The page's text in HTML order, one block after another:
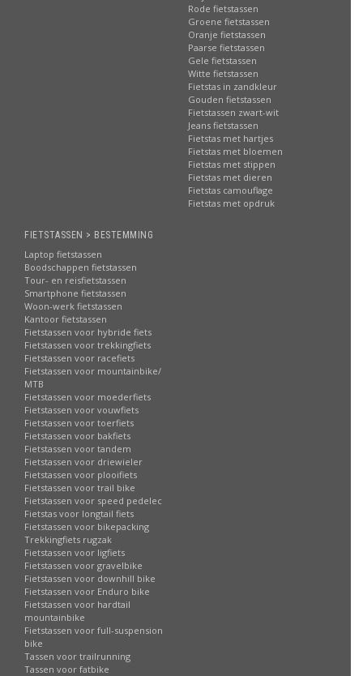
Rode fietstassen
Groene fietstassen
Oranje fietstassen
Paarse fietstassen
Gele fietstassen
Witte fietstassen
Fietstas in zandkleur
Gouden fietstassen
Fietstassen zwart-wit
Jeans fietstassen
Fietstas met hartjes
Fietstas met bloemen
Fietstas met stippen
Fietstas met dieren
Fietstas camouflage
Fietstas met opdruk
FIETSTASSEN > BESTEMMING
Laptop fietstassen
Boodschappen fietstassen
Tour- en reisfietstassen
Smartphone fietstassen
Woon-werk fietstassen
Kantoor fietstassen
Fietstassen voor hybride fiets
Fietstassen voor trekkingfiets
Fietstassen voor racefiets
Fietstassen voor mountainbike/
MTB
Fietstassen voor moederfiets
Fietstassen voor vouwfiets
Fietstassen voor toerfiets
Fietstassen voor bakfiets
Fietstassen voor tandem
Fietstassen voor driewieler
Fietstassen voor plooifiets
Fietstassen voor trail bike
Fietstassen voor speed pedelec
Fietstas voor longtail fiets
Fietstassen voor bikepacking
Trekkingfiets rugzak
Fietstassen voor ligfiets
Fietstassen voor gravelbike
Fietstassen voor downhill bike
Fietstassen voor Enduro bike
Fietstassen voor hardtail
mountainbike
Fietstassen voor full-suspension
bike
Tassen voor trailrunning
Tassen voor fatbike